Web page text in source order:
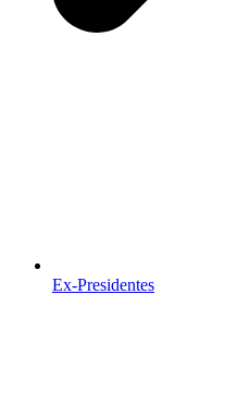
Ex-Presidentes